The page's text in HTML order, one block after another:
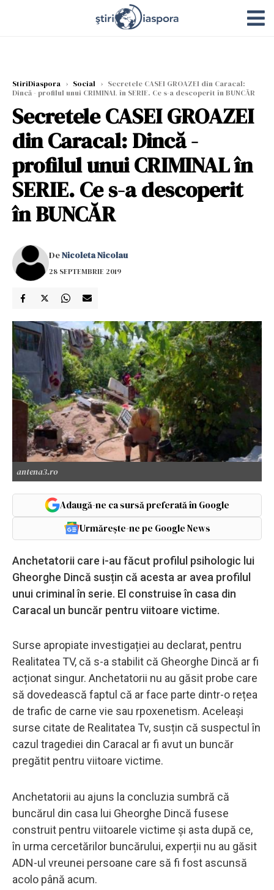
StiriDiaspora › Social › Secretele CASEI GROAZEI din Caracal:
Dincă - profilul unui CRIMINAL în SERIE. Ce s-a descoperit în BUNCĂR
Secretele CASEI GROAZEI
din Caracal: Dincă -
profilul unui CRIMINAL în
SERIE. Ce s-a descoperit
în BUNCĂR
DeNicoleta Nicolau
28 SEPTEMBRIE 2019
antena3.ro
Adaugă-ne ca sursă preferată în Google
Urmărește-ne pe Google News
Anchetatorii care i-au făcut profilul psihologic lui
Gheorghe Dincă susțin că acesta ar avea profilul
unui criminal în serie. El construise în casa din
Caracal un buncăr pentru viitoare victime.
Surse apropiate investigației au declarat, pentru
Realitatea TV, că s-a stabilit că Gheorghe Dincă ar fi
acționat singur. Anchetatorii nu au găsit probe care
să dovedească faptul că ar face parte dintr-o rețea
de trafic de carne vie sau rpoxenetism. Aceleași
surse citate de Realitatea Tv, susțin că suspectul în
cazul tragediei din Caracal ar fi avut un buncăr
pregătit pentru viitoare victime.
Anchetatorii au ajuns la concluzia sumbră că
buncărul din casa lui Gheorghe Dincă fusese
construit pentru viitoarele victime și asta după ce,
în urma cercetărilor buncărului, experții nu au găsit
ADN-ul vreunei persoane care să fi fost ascunsă
acolo până acum.